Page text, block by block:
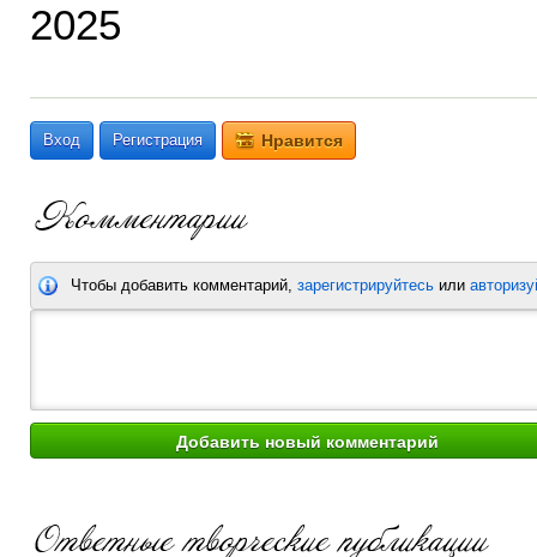
2025
Вход Регистрация Нравится
Чтобы добавить комментарий, зарегистрируйтесь или